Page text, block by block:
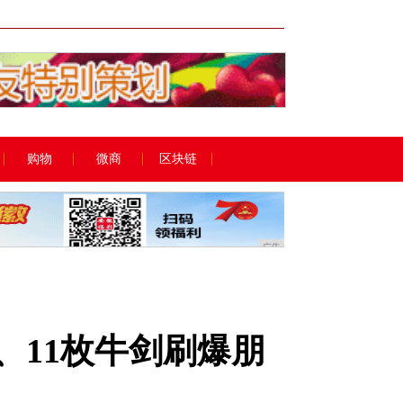
购物 微商 区块链
广告
11枚牛剑刷爆朋